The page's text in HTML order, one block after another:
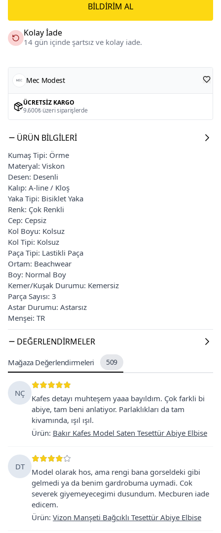
BILDIRIM AL
Kolay İade
14 gün içinde şartsız ve kolay iade.
Mec Modest
ÜCRETSIZ KARGO
9.600₺ üzeri siparişlerde
ÜRÜN BILGILERI
Kumaş Tipi: Örme
Materyal: Viskon
Desen: Desenli
Kalıp: A-line / Kloş
Yaka Tipi: Bisiklet Yaka
Renk: Çok Renkli
Cep: Cepsiz
Kol Boyu: Kolsuz
Kol Tipi: Kolsuz
Paça Tipi: Lastikli Paça
Ortam: Beachwear
Boy: Normal Boy
Kemer/Kuşak Durumu: Kemersiz
Parça Sayısı: 3
Astar Durumu: Astarsız
Menşei: TR
DEĞERLENDIRMELER
Mağaza Değerlendirmeleri 509
NÇ
Kafes detayı muhteşem yaaa bayıldım. Çok farkli bi
abiye, tam beni anlatiyor. Parlaklıkları da tam
kivamında, ışıl ışıl.
Ürün: Bakır Kafes Model Saten Tesettür Abiye Elbise
DT
Model olarak hos, ama rengi bana gorseldeki gibi
gelmedi ya da benim gardrobuma uymadi. Cok
severek giyemeyecegimi dusundum. Mecburen iade
edicem.
Ürün: Vizon Manşeti Bağcıklı Tesettür Abiye Elbise